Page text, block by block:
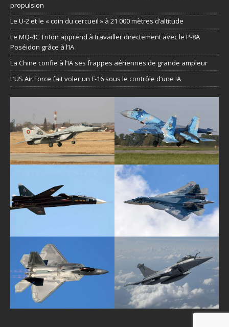
propulsion
Le U-2 et le « coin du cercueil » à 21 000 mètres d’altitude
Le MQ-4C Triton apprend à travailler directement avec le P-8A
Poséidon grâce à l’IA
La Chine confie à l’IA ses frappes aériennes de grande ampleur
L’US Air Force fait voler un F-16 sous le contrôle d’une IA